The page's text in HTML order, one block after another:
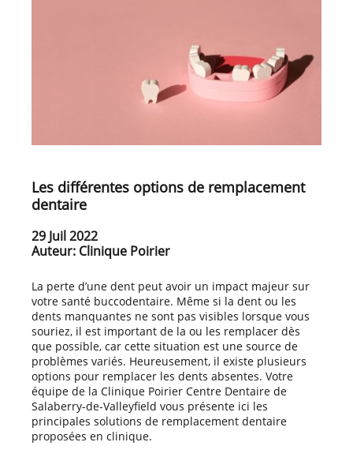
Les différentes options de remplacement
dentaire
29 Juil 2022
Auteur: Clinique Poirier
La perte d’une dent peut avoir un impact majeur sur
votre santé buccodentaire. Même si la dent ou les
dents manquantes ne sont pas visibles lorsque vous
souriez, il est important de la ou les remplacer dès
que possible, car cette situation est une source de
problèmes variés. Heureusement, il existe plusieurs
options pour remplacer les dents absentes. Votre
équipe de la Clinique Poirier Centre Dentaire de
Salaberry-de-Valleyfield vous présente ici les
principales solutions de remplacement dentaire
proposées en clinique.